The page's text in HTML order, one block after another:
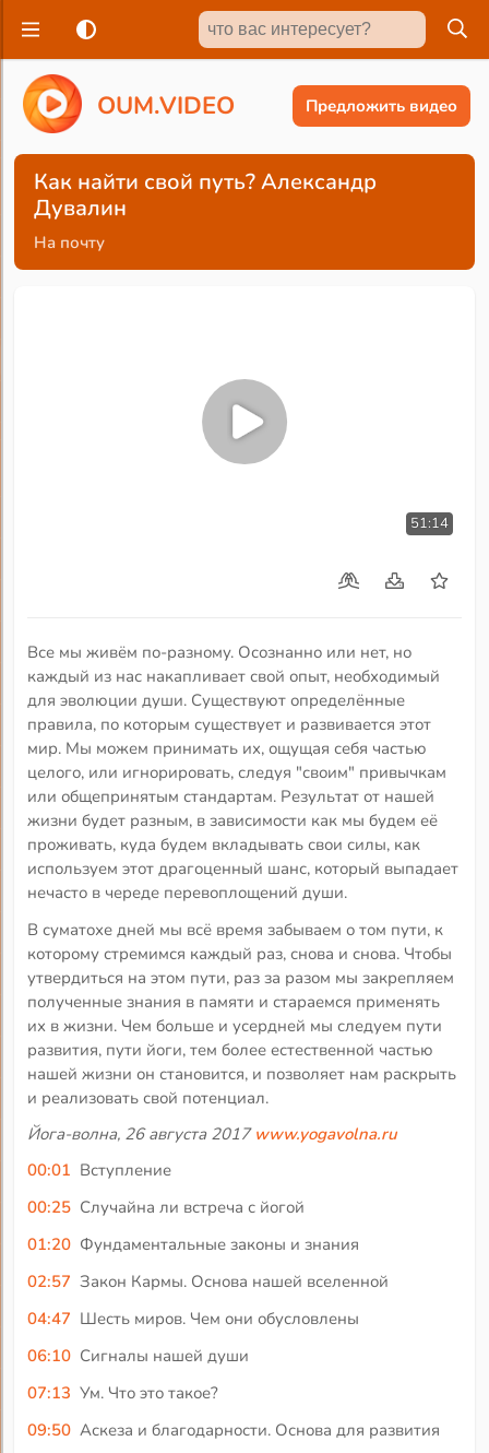
OUM.VIDEO Предложить видео
Как найти свой путь? Александр
Дувалин
На почту
51:14
Все мы живём по-разному. Осознанно или нет, но
каждый из нас накапливает свой опыт, необходимый
для эволюции души. Существуют определённые
правила, по которым существует и развивается этот
мир. Мы можем принимать их, ощущая себя частью
целого, или игнорировать, следуя "своим" привычкам
или общепринятым стандартам. Результат от нашей
жизни будет разным, в зависимости как мы будем её
проживать, куда будем вкладывать свои силы, как
используем этот драгоценный шанс, который выпадает
нечасто в череде перевоплощений души.
В суматохе дней мы всё время забываем о том пути, к
которому стремимся каждый раз, снова и снова. Чтобы
утвердиться на этом пути, раз за разом мы закрепляем
полученные знания в памяти и стараемся применять
их в жизни. Чем больше и усердней мы следуем пути
развития, пути йоги, тем более естественной частью
нашей жизни он становится, и позволяет нам раскрыть
и реализовать свой потенциал.
Йога-волна, 26 августа 2017 www.yogavolna.ru
00:01 Вступление
00:25 Случайна ли встреча с йогой
01:20 Фундаментальные законы и знания
02:57 Закон Кармы. Основа нашей вселенной
04:47 Шесть миров. Чем они обусловлены
06:10 Сигналы нашей души
07:13 Ум. Что это такое?
09:50 Аскеза и благодарности. Основа для развития